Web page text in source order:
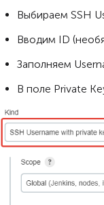
Выбираем SSH
Вводим ID
Заполняем
В поле Private